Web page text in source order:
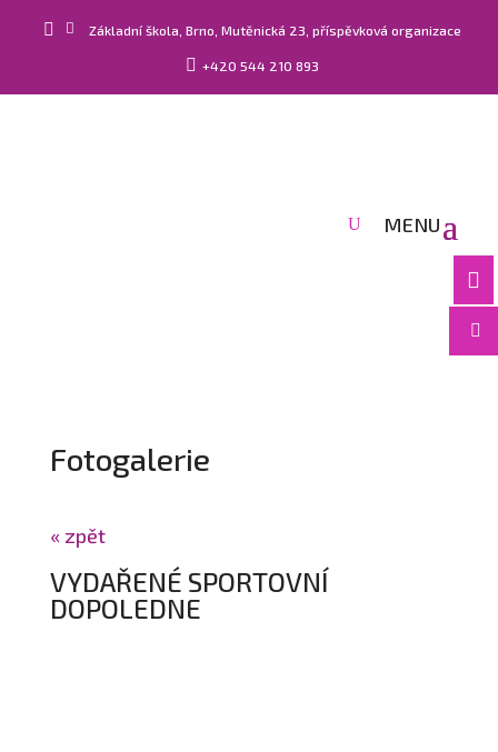
  Základní škola, Brno, Mutěnická 23, příspěvková organizace
 +420 544 210 893


Fotogalerie
« zpět
VYDAŘENÉ SPORTOVNÍ
DOPOLEDNE